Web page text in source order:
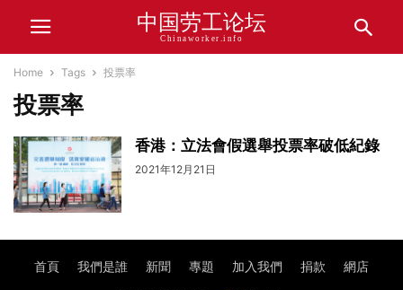
中国劳工论坛
Chinaworker.info
Home Tags 投票率
投票率
香港：立法會假選舉投票率破低紀錄
2021年12月21日
首頁 我們是誰 新聞 專題 加入我們 捐款 網店